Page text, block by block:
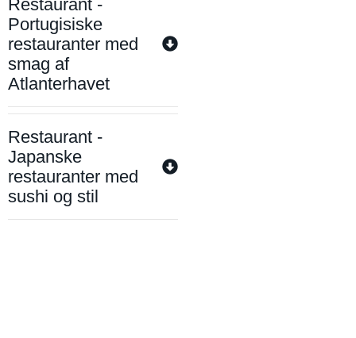
Restaurant -
Portugisiske
restauranter med
smag af
Atlanterhavet
Restaurant -
Japanske
restauranter med
sushi og stil